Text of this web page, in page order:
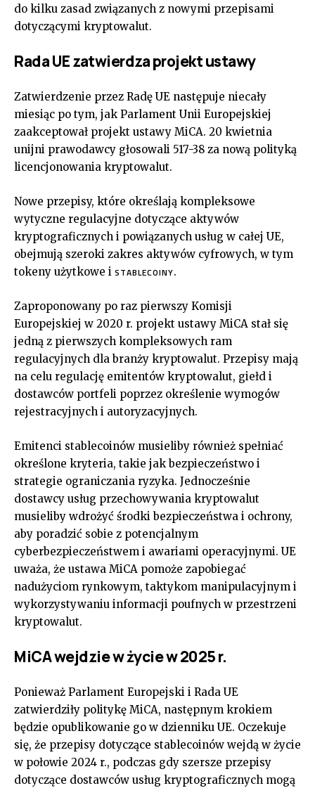
do kilku zasad związanych z nowymi przepisami
dotyczącymi kryptowalut.
Rada UE zatwierdza projekt ustawy
Zatwierdzenie przez Radę UE następuje niecały
miesiąc po tym, jak Parlament Unii Europejskiej
zaakceptował projekt ustawy MiCA. 20 kwietnia
unijni prawodawcy głosowali 517-38 za nową polityką
licencjonowania kryptowalut.
Nowe przepisy, które określają kompleksowe
wytyczne regulacyjne dotyczące aktywów
kryptograficznych i powiązanych usług w całej UE,
obejmują szeroki zakres aktywów cyfrowych, w tym
tokeny użytkowe i STABLECOINY.
Zaproponowany po raz pierwszy Komisji
Europejskiej w 2020 r. projekt ustawy MiCA stał się
jedną z pierwszych kompleksowych ram
regulacyjnych dla branży kryptowalut. Przepisy mają
na celu regulację emitentów kryptowalut, giełd i
dostawców portfeli poprzez określenie wymogów
rejestracyjnych i autoryzacyjnych.
Emitenci stablecoinów musieliby również spełniać
określone kryteria, takie jak bezpieczeństwo i
strategie ograniczania ryzyka. Jednocześnie
dostawcy usług przechowywania kryptowalut
musieliby wdrożyć środki bezpieczeństwa i ochrony,
aby poradzić sobie z potencjalnym
cyberbezpieczeństwem i awariami operacyjnymi. UE
uważa, że ustawa MiCA pomoże zapobiegać
nadużyciom rynkowym, taktykom manipulacyjnym i
wykorzystywaniu informacji poufnych w przestrzeni
kryptowalut.
MiCA wejdzie w życie w 2025 r.
Ponieważ Parlament Europejski i Rada UE
zatwierdziły politykę MiCA, następnym krokiem
będzie opublikowanie go w dzienniku UE. Oczekuje
się, że przepisy dotyczące stablecoinów wejdą w życie
w połowie 2024 r., podczas gdy szersze przepisy
dotyczące dostawców usług kryptograficznych mogą